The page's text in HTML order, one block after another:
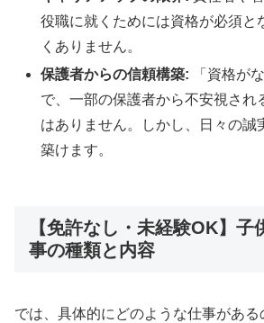
役職に就くためには資格が必須と
くありません。
保護者からの信頼構築: 「資格が
で、一部の保護者から不安視され
はありません。しかし、日々の誠
築けます。
【免許なし・未経験OK】子
事の種類と内容
では、具体的にどのような仕事がある